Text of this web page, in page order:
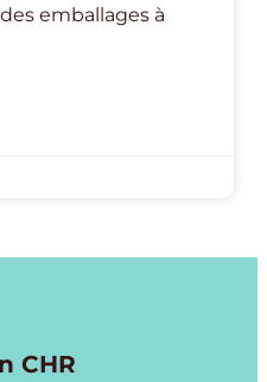
emballages à
CHR